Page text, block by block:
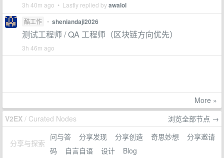
3h 40m ago • Lastly replied byawalol
酷工作 • sheniandaji2026
测试工程师 / QA 工程师（区块链方向优先）
3h 46m ago
More »
V2EX / Curated Nodes 浏览全部节点 →
分享与探索
问与答 分享发现 分享创造 奇思妙想
分享邀请
码
自言自语 设计 Blog